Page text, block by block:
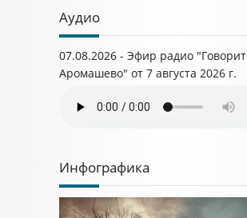
Аудио
07.08.2026 - Эфир радио "Говорит
Аромашево" от 7 августа 2026 г.
Инфографика